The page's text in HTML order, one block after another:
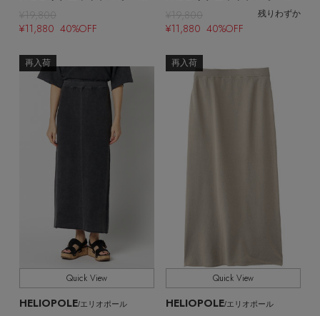
¥19,800
¥11,880 40%OFF
¥19,800 残りわずか
¥11,880 40%OFF
再入荷
Quick View
HELIOPOLE/エリオポール
再入荷
Quick View
HELIOPOLE/エリオポール